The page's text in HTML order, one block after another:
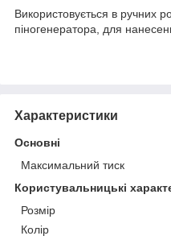
Використовується в ручних
піногенератора, для
Характеристики
Основні
Максимальний тиск
Користувальницькі
Розмір
Колір